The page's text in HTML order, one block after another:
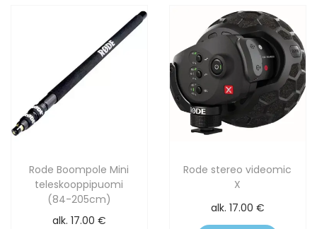
Rode Boompole Mini
teleskooppipuomi
(84-205cm)
alk. 17.00 €
Rode stereo videomic
X
alk. 17.00 €